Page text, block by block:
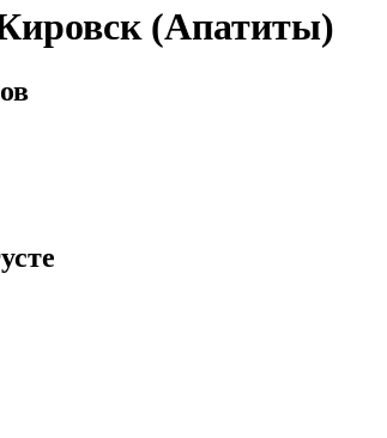
(Апатиты)